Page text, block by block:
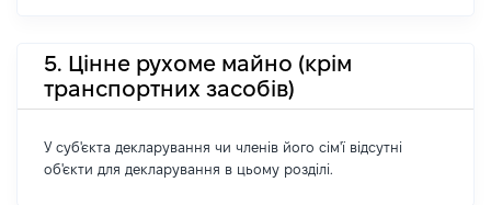
5. Цінне рухоме майно (крім
транспортних засобів)
У суб'єкта декларування чи членів його сім'ї відсутні
об'єкти для декларування в цьому розділі.